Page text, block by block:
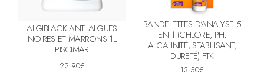
ALGIBLACK ANTI ALGUES
NOIRES ET MARRONS 1L
PISCIMAR
22.90€
BANDELETTES D’ANALYSE 5
EN 1 (CHLORE, PH,
ALCALINITÉ, STABILISANT,
DURETÉ) FTK
13.50€